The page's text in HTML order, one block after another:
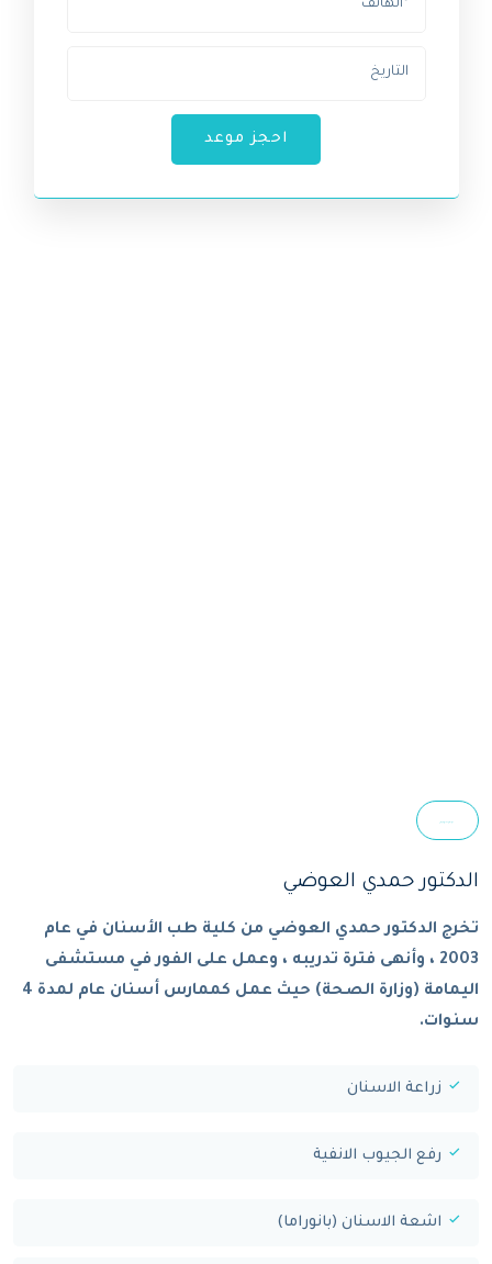
احجز موعد
الدكتور حمدي العوضي
تخرج الدكتور حمدي العوضي من كلية طب الأسنان في عام
2003 ، وأنهى فترة تدريبه ، وعمل على الفور في مستشفى
اليمامة (وزارة الصحة) حيث عمل كممارس أسنان عام لمدة 4
سنوات.
زراعة الاسنان
رفع الجيوب الانفية
اشعة الاسنان (بانوراما)